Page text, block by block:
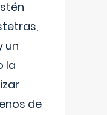
un
la
de